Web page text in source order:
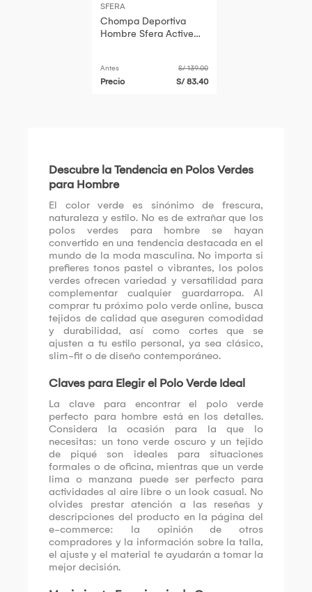
SFERA
Chompa Deportiva
Hombre Sfera Active
Antes S/ 139.00
Precio S/ 83.40
Descubre la Tendencia en Polos Verdes
para Hombre
El color verde es sinónimo de frescura,
naturaleza y estilo. No es de extrañar que los
polos verdes para hombre se hayan
convertido en una tendencia destacada en el
mundo de la moda masculina. No importa si
prefieres tonos pastel o vibrantes, los polos
verdes ofrecen variedad y versatilidad para
complementar cualquier guardarropa. Al
comprar tu próximo polo verde online, busca
tejidos de calidad que aseguren comodidad
y durabilidad, así como cortes que se
ajusten a tu estilo personal, ya sea clásico,
slim-fit o de diseño contemporáneo.
Claves para Elegir el Polo Verde Ideal
La clave para encontrar el polo verde
perfecto para hombre está en los detalles.
Considera la ocasión para la que lo
necesitas: un tono verde oscuro y un tejido
de piqué son ideales para situaciones
formales o de oficina, mientras que un verde
lima o manzana puede ser perfecto para
actividades al aire libre o un look casual. No
olvides prestar atención a las reseñas y
descripciones del producto en la página del
e-commerce: la opinión de otros
compradores y la información sobre la talla,
el ajuste y el material te ayudarán a tomar la
mejor decisión.